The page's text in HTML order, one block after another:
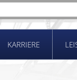
KARRIERE